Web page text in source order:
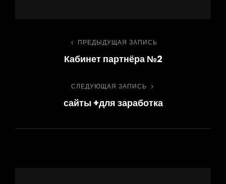
Навигация
записям
Предыдущая
запись
ПРЕДЫДУЩАЯ ЗАПИСЬ
Кабинет партнёра №2
Следующая
запись
СЛЕДУЮЩАЯ ЗАПИСЬ
сайты +для заработка